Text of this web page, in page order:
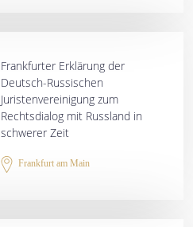
Frankfurter Erklärung der
Deutsch-Russischen
Juristenvereinigung zum
Rechtsdialog mit Russland in
schwerer Zeit
Frankfurt am Main